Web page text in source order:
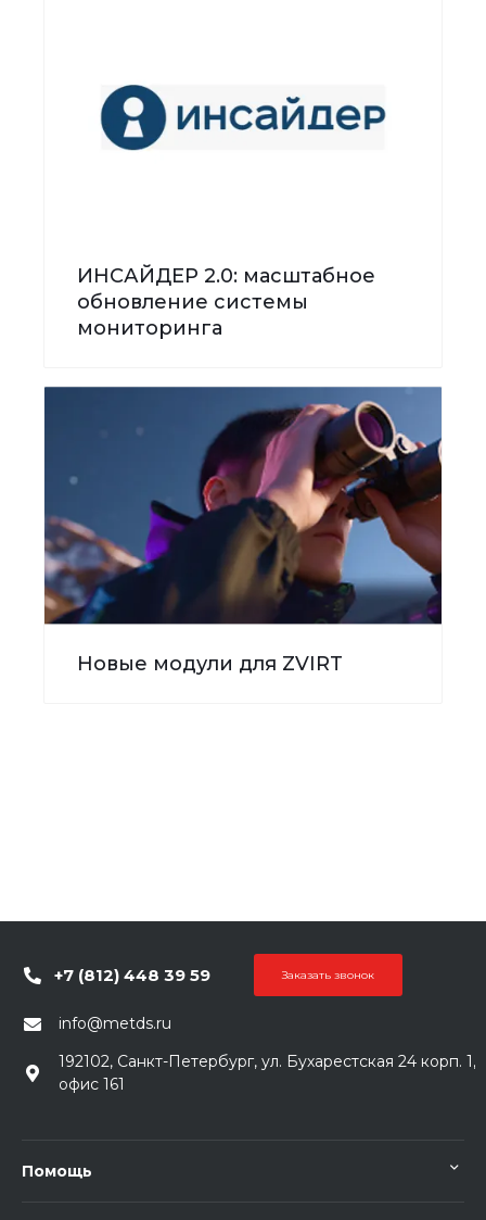
ИНСАЙДЕР 2.0: масштабное
обновление системы
мониторинга
Новые модули для ZVIRT
+7 (812) 448 39 59 Заказать звонок
info@metds.ru
192102, Санкт-Петербург, ул. Бухарестская 24 корп. 1,
офис 161
Помощь